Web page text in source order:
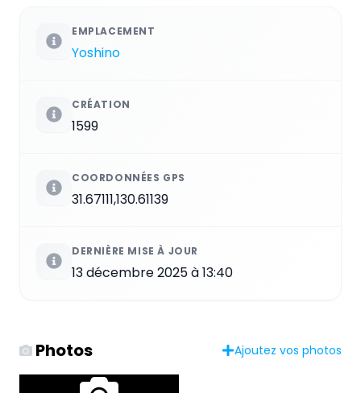
EMPLACEMENT
Yoshino
CRÉATION
1599
COORDONNÉES GPS
31.67111,130.61139
DERNIÈRE MISE À JOUR
13 décembre 2025 à 13:40
Photos Ajoutez vos photos